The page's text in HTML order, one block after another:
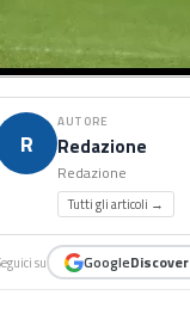
R
AUTORE
Redazione
Redazione
Tutti gli articoli →
su GoogleDiscover